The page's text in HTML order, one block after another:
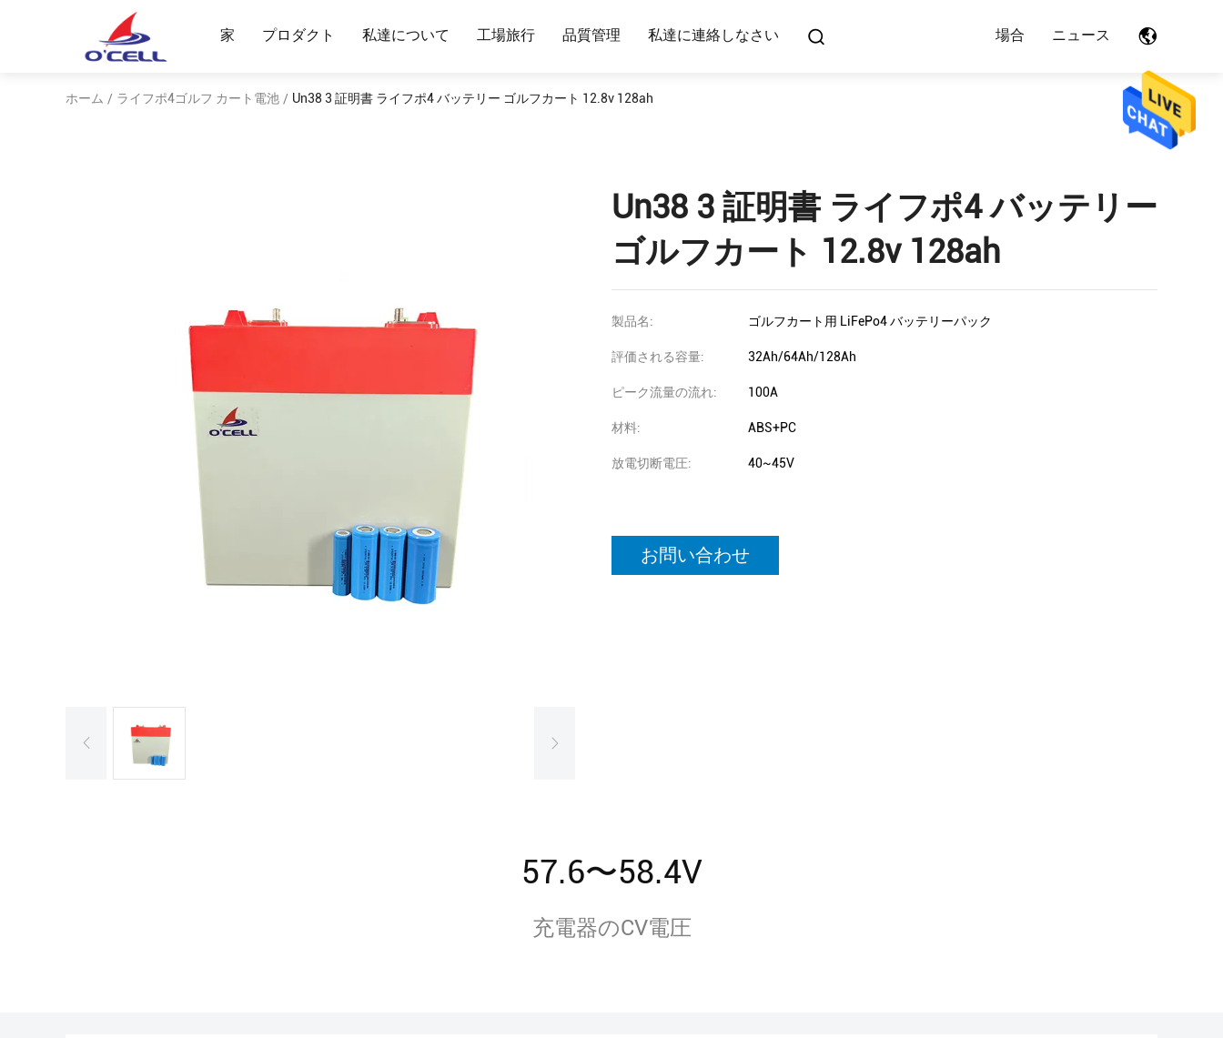
家 プロダクト 私達について 工場旅行 品質管理 私達に連絡しなさい 場合 ニュース
ホーム / ライフポ4ゴルフ カート電池 / Un38 3 証明書 ライフポ4 バッテリー ゴルフカート 12.8v 128ah
Un38 3 証明書 ライフポ4 バッテリー
ゴルフカート 12.8v 128ah
製品名: ゴルフカート用 LiFePo4 バッテリーパック
評価される容量: 32Ah/64Ah/128Ah
ピーク流量の流れ: 100A
材料: ABS+PC
放電切断電圧: 40~45V
お問い合わせ
57.6〜58.4V
充電器のCV電圧